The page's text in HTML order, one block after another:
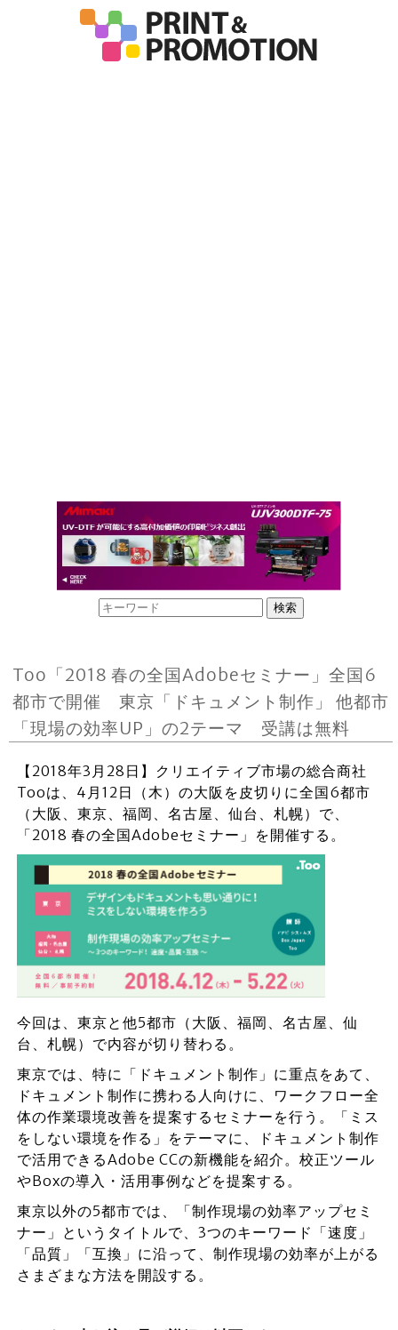
Too「2018 春の全国Adobeセミナー」全国6
都市で開催 東京「ドキュメント制作」 他都市
「現場の効率UP」の2テーマ 受講は無料
【2018年3月28日】クリエイティブ市場の総合商社
Tooは、4月12日（木）の大阪を皮切りに全国6都市
（大阪、東京、福岡、名古屋、仙台、札幌）で、
「2018 春の全国Adobeセミナー」を開催する。
今回は、東京と他5都市（大阪、福岡、名古屋、仙
台、札幌）で内容が切り替わる。
東京では、特に「ドキュメント制作」に重点をあて、
ドキュメント制作に携わる人向けに、ワークフロー全
体の作業環境改善を提案するセミナーを行う。「ミス
をしない環境を作る」をテーマに、ドキュメント制作
で活用できるAdobe CCの新機能を紹介。校正ツール
やBoxの導入・活用事例などを提案する。
東京以外の5都市では、「制作現場の効率アップセミ
ナー」というタイトルで、3つのキーワード「速度」
「品質」「互換」に沿って、制作現場の効率が上がる
さまざまな方法を開設する。